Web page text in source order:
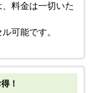
料金は一切いた
可能です。
！